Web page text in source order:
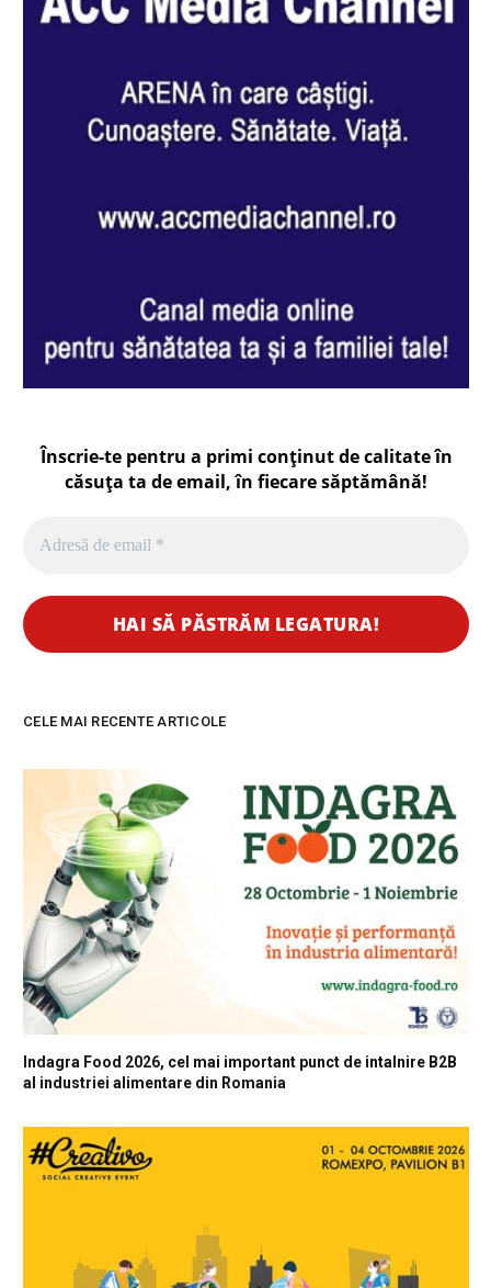
Înscrie-te pentru a primi conținut de calitate în
căsuța ta de email, în fiecaresăptămână!
CELE MAI RECENTE ARTICOLE
Indagra Food 2026, cel mai important punct de intalnire B2B
al industriei alimentare din Romania